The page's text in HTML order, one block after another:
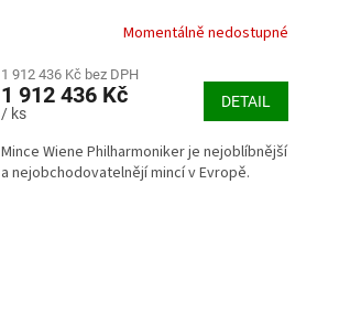
Momentálně nedostupné
1 912 436 Kč bez DPH
1 912 436 Kč
/ ks
DETAIL
Mince Wiene Philharmoniker je nejoblíbnější
a nejobchodovatelnějí mincí v Evropě.